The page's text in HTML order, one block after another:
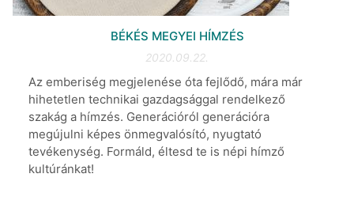
BÉKÉS MEGYEI HÍMZÉS
2020.09.22.
Az emberiség megjelenése óta fejlődő, mára már
hihetetlen technikai gazdagsággal rendelkező
szakág a hímzés. Generációról generációra
megújulni képes önmegvalósító, nyugtató
tevékenység. Formáld, éltesd te is népi hímző
kultúránkat!